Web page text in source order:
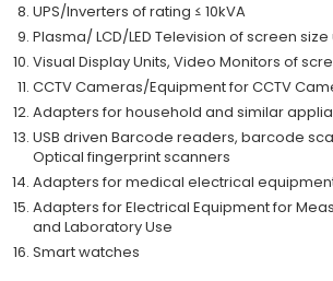
UPS/Inverters of rating ≤ 10kVA
Plasma/ LCD/LED Television of screen
Visual Display Units, Video Monitors of
CCTV Cameras/Equipment for CCTV
Adapters for household and similar
USB driven Barcode readers, barcode
Optical fingerprint scanners
Adapters for medical electrical
Adapters for Electrical Equipment for
and Laboratory Use
Smart watches